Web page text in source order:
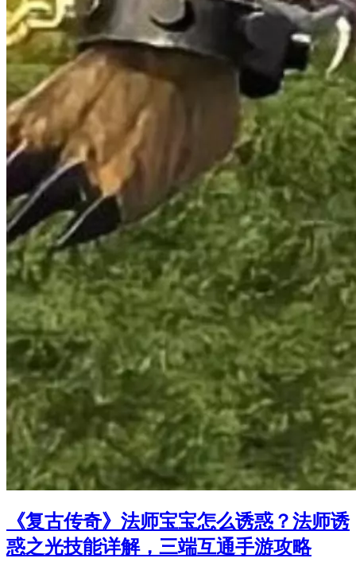
《复古传奇》法师宝宝怎么诱惑？法师诱
惑之光技能详解，三端互通手游攻略